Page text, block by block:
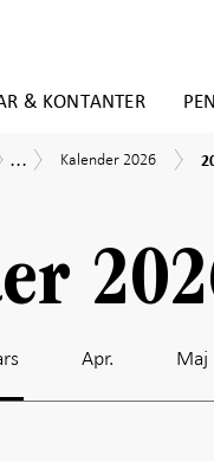
& KONTANTER
Kalender
...
Kalender
Kalender 2026
Apr. Maj